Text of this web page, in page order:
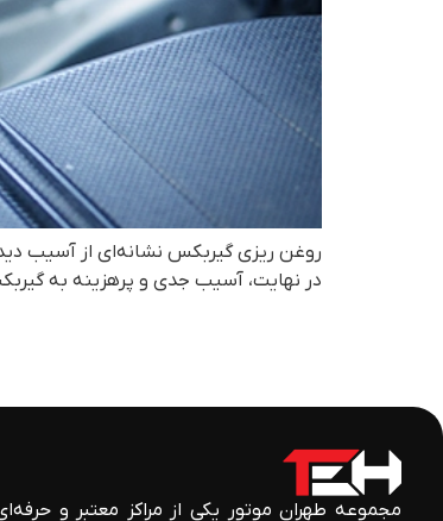
روغن ریزی گیربکس نشانه‌ای از آسیب
در نهایت، آسیب جدی و پرهزینه به
مجموعه طهران موتور یکی از مراکز معتبر و